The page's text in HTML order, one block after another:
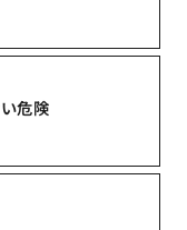
危険